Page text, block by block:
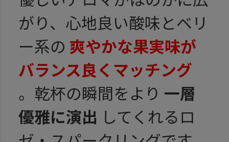
がり、心地良い酸味とベリ
ー系の 爽やかな果実味が
バランス良くマッチング
。乾杯の瞬間をより 一層
優雅に演出 してくれるロ